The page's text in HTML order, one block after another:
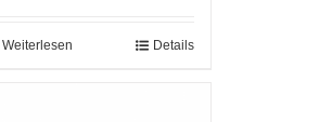
Weiterlesen Details